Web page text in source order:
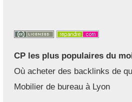
CP les plus populaires du
Où acheter des backlinks de
Mobilier de bureau à Lyon